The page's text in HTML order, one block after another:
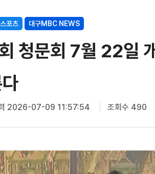
스포츠 대구MBC NEWS
청문회 7월 22일 개
2026-07-09 11:57:54 조회수 490